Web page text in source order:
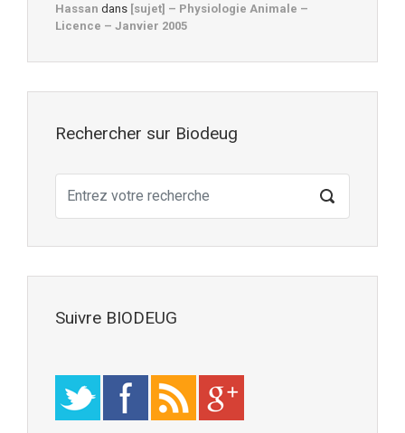
Hassan dans [sujet] – Physiologie Animale –
Licence – Janvier 2005
Rechercher sur Biodeug
Suivre BIODEUG